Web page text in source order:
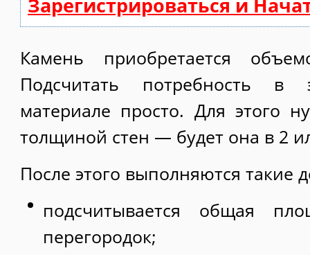
Зарегистрироваться и
Камень приобретается
Подсчитать потребность в
материале просто. Для этого
толщиной стен — будет она в 2
После этого выполняются такие
подсчитывается общая
перегородок;